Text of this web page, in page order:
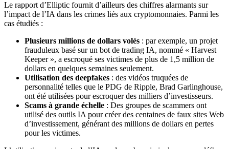
Le rapport d’Elliptic fournit d’ailleurs des chiffres alarmants sur
l’impact de l’IA dans les crimes liés aux cryptomonnaies. Parmi les
cas étudiés :
Plusieurs millions de dollars volés : par exemple, un projet
frauduleux basé sur un bot de trading IA, nommé « Harvest
Keeper », a escroqué ses victimes de plus de 1,5 million de
dollars en quelques semaines seulement.
Utilisation des deepfakes : des vidéos truquées de
personnalité telles que le PDG de Ripple, Brad Garlinghouse,
ont été utilisées pour escroquer des milliers d’investisseurs.
Scams à grande échelle : Des groupes de scammers ont
utilisé des outils IA pour créer des centaines de faux sites Web
d’investissement, générant des millions de dollars en pertes
pour les victimes.